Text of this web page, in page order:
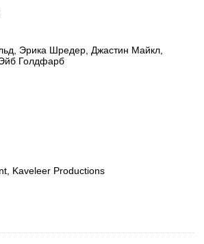
Эрика Шредер, Джастин Майкл,
Голдфарб
Kaveleer Productions